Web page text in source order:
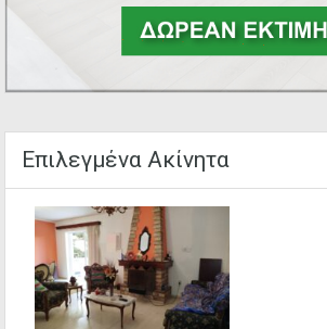
Επιλεγμένα Ακίνητα